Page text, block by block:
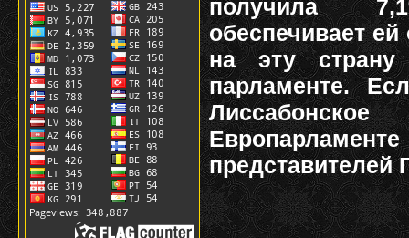
получила
обеспечивает
на эту
парламенте.
представителей